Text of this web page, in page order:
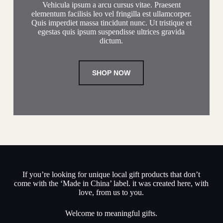
Vehicula ipsum a arcu cursus vitae. Praesent
elementum facilisis leo vel fringilla est ullamcorper.
Quis imperdiet massa tincidunt nunc. Ut tristique et
egestas quis ipsum suspendisse ultrices gravida
dictum.
SHOP NOW
If you’re looking for unique local gift products that don’t
come with the ‘Made in China’ label. it was created here, with
love, from us to you.
Welcome to meaningful gifts.